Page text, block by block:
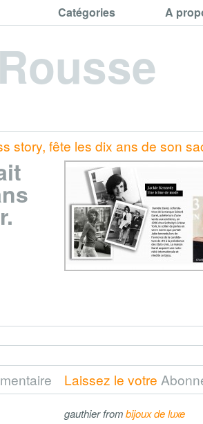
Catégories A
story, fête les dix ans de son
Laissez le votre
gauthier frombijoux de luxe